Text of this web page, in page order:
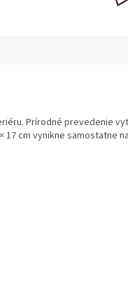
Prírodné prevedenie
cm vynikne samostatne